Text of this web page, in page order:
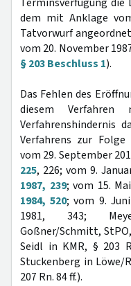
dem mit Anklage
Tatvorwurf
vom 20. November
§ 203 Beschluss 1).
Das Fehlen des
diesem Verfahren
Verfahrenshindernis
Verfahrens zur
vom 29. September
225, 226; vom 9.
1987, 239; vom 15.
1984, 520; vom 9.
1981, 343;
Goßner/Schmitt,
Seidl in KMR, § 203
Stuckenberg in Löwe/
207 Rn. 84 ff.).